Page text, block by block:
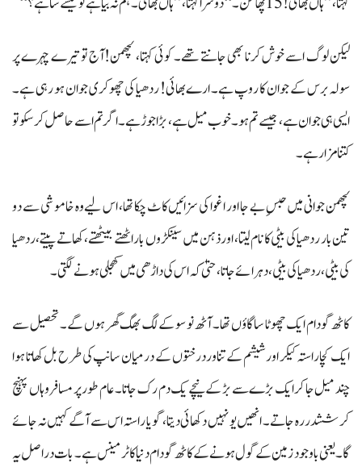
لیکن لوگ اسے خوش کرنا بھی جانتے تھے۔ کوئی کہتا، لچھمن!آج تو تیرے چہرے پر
سولہ برس کے جوان کا روپ ہے۔ ارے بھائی! ردھیا کی چھوکری جوان ہو رہی ہے۔
ایسی ہی جوان ہے، جیسے تم ہو۔ خوب میل ہے، بڑا جوڑ ہے۔ اگر تم اسے حاصل کرسکو تو
کتنا مزا رہے۔
لچھمن جوانی میں حبسِ بے جا اور اغوا کی سزائیں کاٹ چکا تھا، اس لیے وہ خاموشی سے دو
تین بار ردھیا کی بیٹی کا نام لیتا، اور ذہن میں سینکڑوں بار اٹھتے بیٹھتے، کھاتے پیتے،ردھیا
کی بیٹی، ردھیا کی بیٹی، دہرائے جاتا، حتیٰ کہ اس کی داڑھی میں کھجلی ہونے لگتی۔
کاٹھ گودام ایک چھوٹا سا گاؤں تھا۔ آٹھ نو سو کے لگ بھگ گھر ہوں گے۔ تحصیل سے
ایک کچا راستہ کیکر اور شیشم کے تناور درختوں کے درمیان سانپ کی طرح بل کھاتا ہوا
چند میل جا کر ایک بڑے سے بڑ کے نیچے یک دم رک جاتا۔ عام طور پر مسافر وہاں پہنچ
کر ششدر رہ جاتے۔ انھیں یو نہیں دکھائی دیتا، گویا راستہ اس سے آگے کہیں نہ جائے
گا۔ یعنی باوجود زمین کے گول ہونے کے کاٹھ گودام دنیا کا ٹرمینس ہے۔ بات دراصل یہ